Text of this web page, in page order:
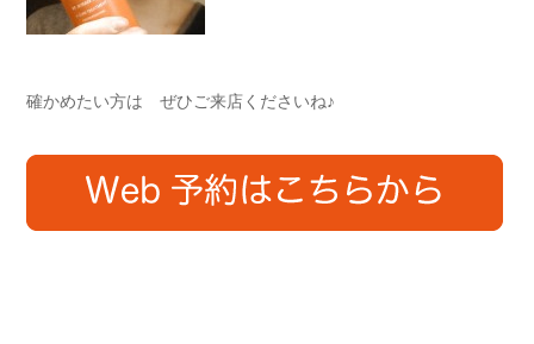
確かめたい方は ぜひご来店くださいね♪